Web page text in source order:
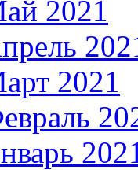
2021
2021